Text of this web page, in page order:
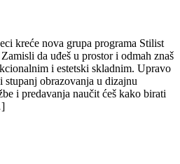
kreće nova grupa programa Stilist
da uđeš u prostor i odmah znaš
i estetski skladnim. Upravo
obrazovanja u dizajnu
i predavanja naučit ćeš kako birati